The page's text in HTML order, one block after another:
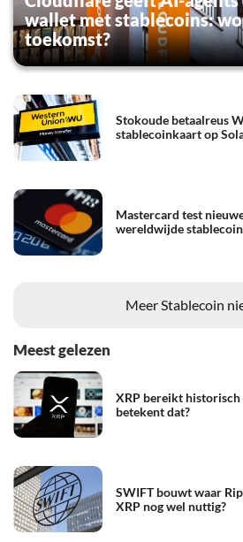
wallet met stablecoins:
toekomst?
Stokoude betaalreus
stablecoinkaart op
Mastercard test
wereldwijde
Meer Stablecoin
Meest gelezen
XRP bereikt
betekent dat?
SWIFT bouwt waar
XRP nog wel nuttig?